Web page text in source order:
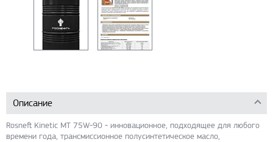
Описание
Rosneft Kinetic MT 75W-90 - инновационное, подходящее для любого
времени года, трансмиссионное полусинтетическое масло,